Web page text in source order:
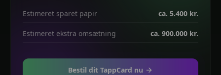
Estimeret sparet papir ca. 5.400 kr.
Estimeret ekstra omsætning ca. 900.000 kr.
Bestil dit TappCard nu